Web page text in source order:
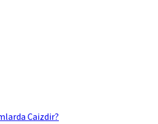
Caizdir?